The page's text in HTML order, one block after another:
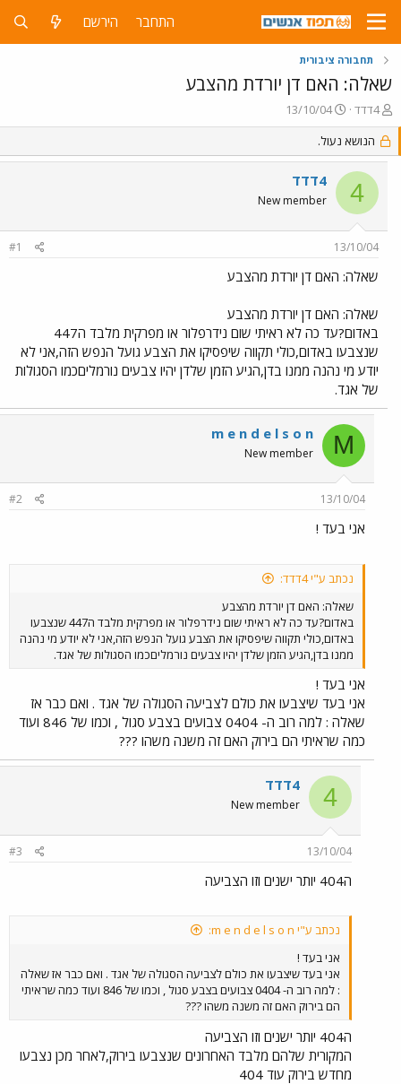
התחבר הירשם
תחבורה ציבורית
שאלה: האם דן יורדת מהצבע
פ
ו
ת
ח
נ
4דדד
פ
ו
ר
ס
ך
13/10/04
הנושא נעול.
4 4דדד
New member
13/10/04
#1
שאלה: האם דן יורדת מהצבע
שאלה: האם דן יורדת מהצבע
באדום?עד כה לא ראיתי שום נידרפלור או מפרקית מלבד ה447
שנצבעו באדום,כולי תקווה שיפסיקו את הצבע גועל הנפש הזה,אני לא
יודע מי נהנה ממנו בדן,הגיע הזמן שלדן יהיו צבעים נורמליםכמו הסגולות
של אגד.
M
m e n d e l s o n
New member
13/10/04
#2
אני בעד !
נכתב ע"י 4דדד:
שאלה: האם דן יורדת מהצבע
באדום?עד כה לא ראיתי שום נידרפלור או מפרקית מלבד ה447 שנצבעו
באדום,כולי תקווה שיפסיקו את הצבע גועל הנפש הזה,אני לא יודע מי נהנה
ממנו בדן,הגיע הזמן שלדן יהיו צבעים נורמליםכמו הסגולות של אגד.
אני בעד !
אני בעד שיצבעו את כולם לצביעה הסגולה של אגד . ואם כבר אז
שאלה : למה רוב ה- 0404 צבועים בצבע סגול , וכמו של 846 ועוד
כמה שראיתי הם בירוק האם זה משנה משהו ???
4 4דדד
New member
13/10/04
#3
ה404 יותר ישנים וזו הצביעה
נכתב ע"י m e n d e l s o n:
אני בעד !
אני בעד שיצבעו את כולם לצביעה הסגולה של אגד . ואם כבר אז שאלה
: למה רוב ה- 0404 צבועים בצבע סגול , וכמו של 846 ועוד כמה שראיתי
הם בירוק האם זה משנה משהו ???
ה404 יותר ישנים וזו הצביעה
המקורית שלהם מלבד האחרונים שנצבעו בירוק,לאחר מכן נצבעו
מחדש בירוק עוד 404